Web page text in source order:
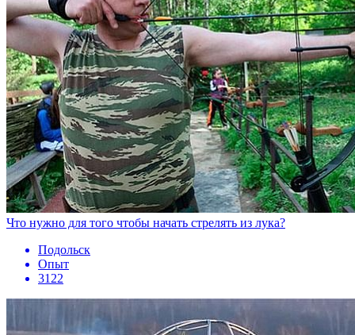
Что нужно для того чтобы начать стрелять из лука?
Подольск
Опыт
3122